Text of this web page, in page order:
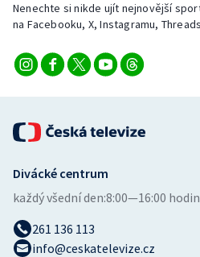
Veslování
Vodní slalom
Ostatní
Nenechte si nikde ujít nejnovější
na Facebooku, X, Instagramu,
Divácké centrum
každý všední den:8:00—16:00 hodin
261 136 113
info@ceskatelevize.cz